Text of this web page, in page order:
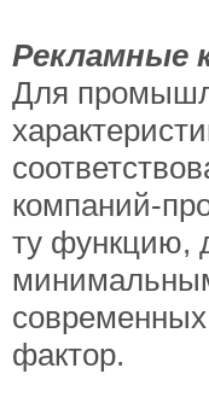
Рекламные
Для
компаний-
ту функцию,
фактор.